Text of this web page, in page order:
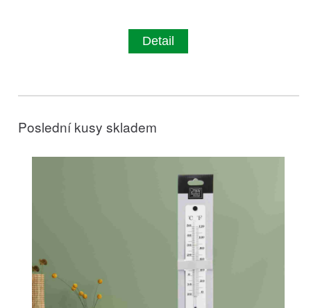
Detail
Poslední kusy skladem